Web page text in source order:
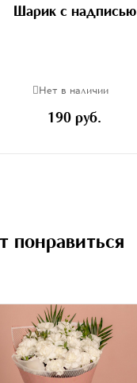
Шарик с надписью
Нет в наличии
190 руб.
понравиться